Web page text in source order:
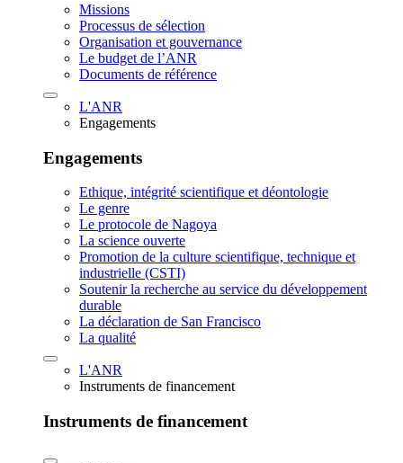
Missions
Processus de sélection
Organisation et gouvernance
Le budget de l’ANR
Documents de référence
L'ANR
Engagements
Engagements
Ethique, intégrité scientifique et déontologie
Le genre
Le protocole de Nagoya
La science ouverte
Promotion de la culture scientifique, technique et
industrielle (CSTI)
Soutenir la recherche au service du développement
durable
La déclaration de San Francisco
La qualité
L'ANR
Instruments de financement
Instruments de financement